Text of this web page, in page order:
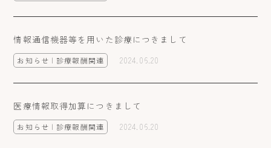
情報通信機器等を用いた診療につきまして
お知らせ | 診療報酬関連 2024.06.20
医療情報取得加算につきまして
お知らせ | 診療報酬関連 2024.06.20